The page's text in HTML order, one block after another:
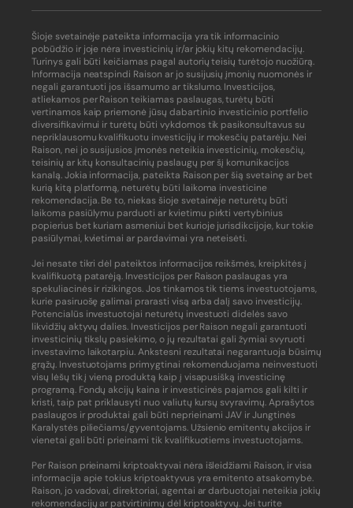
Šioje svetainėje pateikta informacija yra tik informacinio
pobūdžio ir joje nėra investicinių ir/ar jokių kitų rekomendacijų.
Turinys gali būti keičiamas pagal autorių teisių turėtojo nuožiūrą.
Informacija neatspindi Raison ar jo susijusių įmonių nuomonės ir
negali garantuoti jos išsamumo ar tikslumo. Investicijos,
atliekamos per Raison teikiamas paslaugas, turėtų būti
vertinamos kaip priemonė jūsų dabartinio investicinio portfelio
diversifikavimui ir turėtų būti vykdomos tik pasikonsultavus su
nepriklausomu kvalifikuotu investicijų ir mokesčių patarėju. Nei
Raison, nei jo susijusios įmonės neteikia investicinių, mokesčių,
teisinių ar kitų konsultacinių paslaugų per šį komunikacijos
kanalą. Jokia informacija, pateikta Raison per šią svetainę ar bet
kurią kitą platformą, neturėtų būti laikoma investicine
rekomendacija. Be to, niekas šioje svetainėje neturėtų būti
laikoma pasiūlymu parduoti ar kvietimu pirkti vertybinius
popierius bet kuriam asmeniui bet kurioje jurisdikcijoje, kur tokie
pasiūlymai, kvietimai ar pardavimai yra neteisėti.
Jei nesate tikri dėl pateiktos informacijos reikšmės, kreipkitės į
kvalifikuotą patarėją. Investicijos per Raison paslaugas yra
spekuliacinės ir rizikingos. Jos tinkamos tik tiems investuotojams,
kurie pasiruošę galimai prarasti visą arba dalį savo investicijų.
Potencialūs investuotojai neturėtų investuoti didelės savo
likvidžių aktyvų dalies. Investicijos per Raison negali garantuoti
investicinių tikslų pasiekimo, o jų rezultatai gali žymiai svyruoti
investavimo laikotarpiu. Ankstesni rezultatai negarantuoja būsimų
grąžų. Investuotojams primygtinai rekomenduojama neinvestuoti
visų lėšų tik į vieną produktą kaip į visapusišką investicinę
programą. Fondų akcijų kaina ir investicinės pajamos gali kilti ir
kristi, taip pat priklausyti nuo valiutų kursų svyravimų. Aprašytos
paslaugos ir produktai gali būti neprieinami JAV ir Jungtinės
Karalystės piliečiams/gyventojams. Užsienio emitentų akcijos ir
vienetai gali būti prieinami tik kvalifikuotiems investuotojams.
Per Raison prieinami kriptoaktyvai nėra išleidžiami Raison, ir visa
informacija apie tokius kriptoaktyvus yra emitento atsakomybė.
Raison, jo vadovai, direktoriai, agentai ar darbuotojai neteikia jokių
rekomendacijų ar patvirtinimų dėl kriptoaktyvų. Jei turite